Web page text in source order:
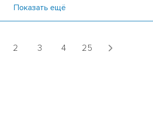
Показать ещё
2 3 4 25